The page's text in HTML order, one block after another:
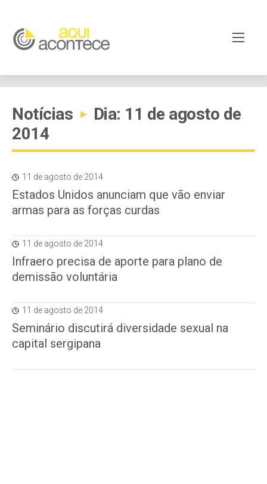
Notícias ▸
Dia: 11 de agosto de
2014
11 de agosto de 2014
Estados Unidos anunciam que vão enviar
armas para as forças curdas
11 de agosto de 2014
Infraero precisa de aporte para plano de
demissão voluntária
11 de agosto de 2014
Seminário discutirá diversidade sexual na
capital sergipana